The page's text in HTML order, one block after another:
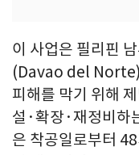
이 사업은 필리핀
(Davao del Norte)
피해를 막기 위해
설·확장·재정비하
은 착공일로부터